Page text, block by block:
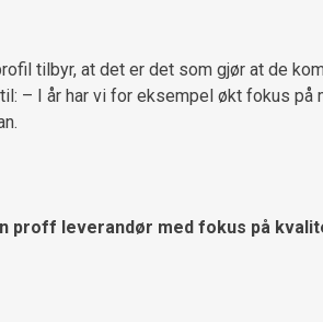
tilbyr, at det er det som gjør at de
– I år har vi for eksempel økt fokus
leverandør med fokus på